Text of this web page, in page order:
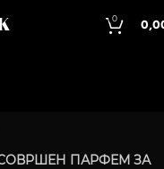
0
ПАРФЕМ ЗА